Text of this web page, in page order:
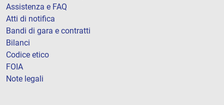
Assistenza e FAQ
Atti di notifica
Bandi di gara e contratti
Bilanci
Codice etico
FOIA
Note legali